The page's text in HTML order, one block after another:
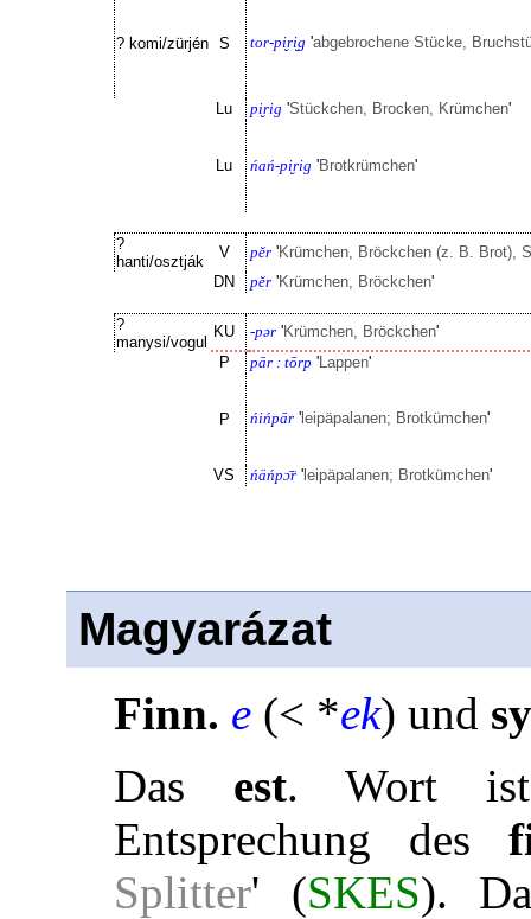
? komi/zürjén S tor-pi̮ri̮g 'abgebrochene Stücke,
Lu pi̮rig 'Stückchen, Brocken, Krümchen'
Lu ńań-pi̮rig 'Brotkrümchen'
?
hanti/osztják
V pĕr 'Krümchen, Bröckchen (z. B. Brot),
DN
pĕr 'Krümchen, Bröckchen'
?
manysi/vogul
KU -pər 'Krümchen, Bröckchen'
P
pār : tōrp 'Lappen'
P ńińpār ' leipäpalanen; Brotkümchen'
VS ńäńpɔ̈̄r ' leipäpalanen; Brotkümchen'
Magyarázat
Finn. e (< *ek) und
Das est. Wort ist
Entsprechung des
Splitter' (SKES).